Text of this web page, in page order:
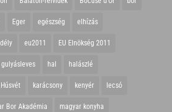
Eger egészség elhízás
eu2011 EU Elnökség 2011
gulyásleves hal halászlé
Húsvét karácsony kenyér lecsó
Bor Akadémia magyar konyha